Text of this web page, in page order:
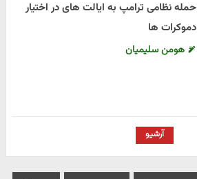
حمله نظامی ترامپ به ایالت های در اختیار
دموکرات ها
هومن سلیمیان
آرشیو